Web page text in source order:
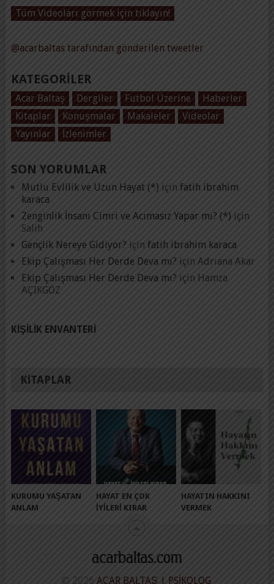
Tüm Videoları görmek için tıklayın!
@acarbaltas tarafından gönderilen tweetler
KATEGORILER
Acar Baltaş Dergiler Futbol Üzerine
Haberler
Kitaplar
Konuşmalar Makaleler
Videolar
Yayınlar
İzlenimler
SON YORUMLAR
Mutlu Evlilik ve Uzun Hayat (*) için fatih ibrahim
karaca
Zenginlik İnsanı Cimri ve Acımasız Yapar mı? (*) için
Salih
Gençlik Nereye Gidiyor? için fatih ibrahim karaca
Ekip Çalışması Her Derde Deva mı? için Adrıana Akar
Ekip Çalışması Her Derde Deva mı? için Hamza
AÇIKGÖZ
KIŞILIK ENVANTERI
KITAPLAR
KURUMU YAŞATAN
ANLAM
HAYAT EN ÇOK
İYILERI KIRAR
HAYATIN HAKKINI
VERMEK
© 2026 ACAR BALTAŞ | PSIKOLOG